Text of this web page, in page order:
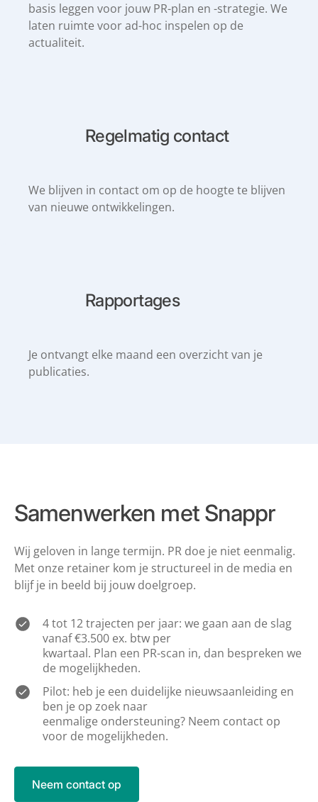
basis leggen voor jouw PR-plan en -strategie. We
laten ruimte voor ad-hoc inspelen op de
actualiteit.
Regelmatig contact
We blijven in contact om op de hoogte te blijven
van nieuwe ontwikkelingen.
Rapportages
Je ontvangt elke maand een overzicht van je
publicaties.
Samenwerken met Snappr
Wij geloven in lange termijn. PR doe je niet eenmalig.
Met onze retainer kom je structureel in de media en
blijf je in beeld bij jouw doelgroep.
4 tot 12 trajecten per jaar: we gaan aan de slag
vanaf €3.500 ex. btw per
kwartaal. Plan een PR-scan in, dan bespreken we
de mogelijkheden.
Pilot: heb je een duidelijke nieuwsaanleiding en
ben je op zoek naar
eenmalige ondersteuning? Neem contact op
voor de mogelijkheden.
Neem contact op